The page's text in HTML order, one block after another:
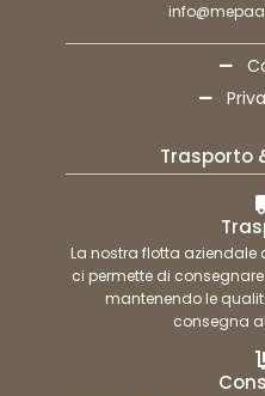
Trasporto
La nostra flotta
ci permette di
mantenendo le
consegna